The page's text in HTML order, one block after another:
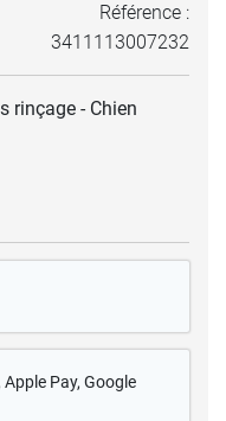
Référence :
3411113007232
rinçage - Chien
, Apple Pay, Google